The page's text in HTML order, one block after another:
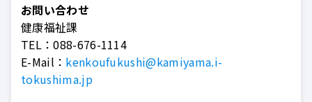
お問い合わせ
健康福祉課
TEL：088-676-1114
E-Mail： kenkoufukushi@kamiyama.i-
tokushima.jp